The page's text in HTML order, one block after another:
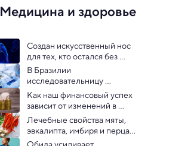
Медицина и здоровье
Создан искусственный нос
для тех, кто остался без
обоняния
В Бразилии
исследовательницу
арестовали за кражу
вирусов из лаборатории
Как наш финансовый успех
зависит от изменений в
мозге: исследование
Лечебные свойства мяты,
эвкалипта, имбиря и перца
подтверждены — но есть